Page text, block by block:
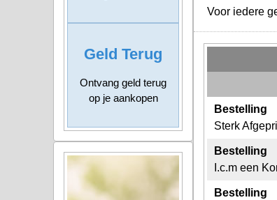
Geld Terug
Ontvang geld terug
op je aankopen
Voor iedere
Bestelling
Sterk
Bestelling
I.c.m een
Bestelling